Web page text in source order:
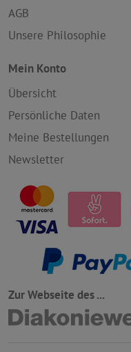
AGB
Unsere Philosophie
Mein Konto
Übersicht
Persönliche Daten
Meine Bestellungen
Newsletter
Zur Webseite des ...